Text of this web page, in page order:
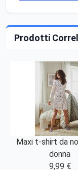
Prodotti
Maxi t-shirt da
donna
9,99 €